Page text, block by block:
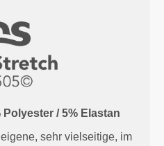
Polyester / 5% Elastan
sehr vielseitige, im